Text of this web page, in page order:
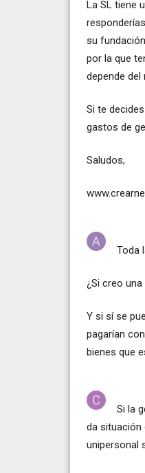
La SL tiene
su
por la que
depende del
Si te
gastos de
Saludos,
Toda
¿Si creo
Y si sí se
pagarían
bienes que
Si la
da situación
unipersonal